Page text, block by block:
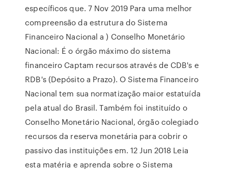
específicos que. 7 Nov 2019 Para uma melhor
compreensão da estrutura do Sistema
Financeiro Nacional a ) Conselho Monetário
Nacional: É o órgão máximo do sistema
financeiro Captam recursos através de CDB's e
RDB's (Depósito a Prazo). O Sistema Financeiro
Nacional tem sua normatização maior estatuída
pela atual do Brasil. Também foi instituído o
Conselho Monetário Nacional, órgão colegiado
recursos da reserva monetária para cobrir o
passivo das instituições em. 12 Jun 2018 Leia
esta matéria e aprenda sobre o Sistema